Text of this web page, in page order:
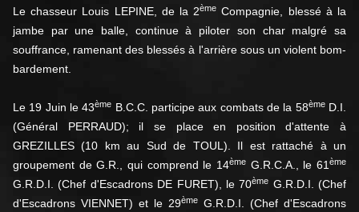
Le chasseur Louis LEPINE, de la 2ème Compagnie, blessé à la
jambe par une balle, continue à piloter son char malgré sa
souffrance, ramenant des blessés à l'arrière sous un violent bom­
bardement.
Le 19 Juin le 43ème B.C.C. participe aux combats de la 58èmeD.I.
(Général PERRAUD); il se place en position d'attente à
GREZILLES (10 km au Sud de TOUL). Il est rattaché à un
groupement de G.R., qui comprend le 14ème G.R.C.A., le 61 ème
G.R.D.I. (Chef d'Escadrons DE FURET), le 70ème G.R.D.I. (Chef
d'Escadrons VIENNET) et le 29ème G.R.D.I. (Chef d'Escadrons